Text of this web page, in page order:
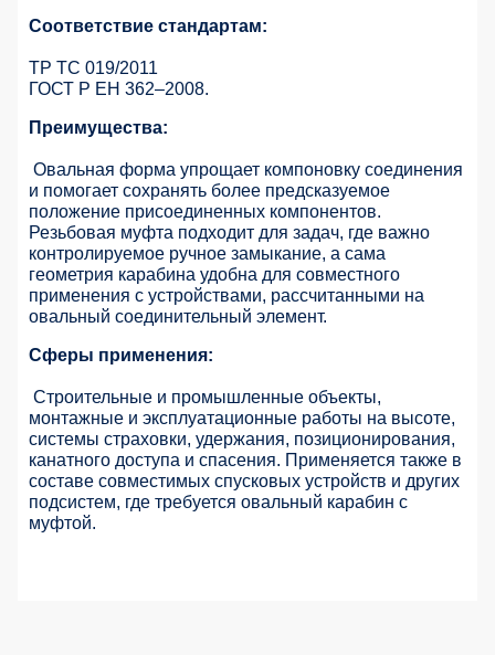
Соответствие стандартам:
ТР ТС 019/2011
ГОСТ Р ЕН 362–2008.
Преимущества:
Овальная форма упрощает компоновку соединения
и помогает сохранять более предсказуемое
положение присоединенных компонентов.
Резьбовая муфта подходит для задач, где важно
контролируемое ручное замыкание, а сама
геометрия карабина удобна для совместного
применения с устройствами, рассчитанными на
овальный соединительный элемент.
Сферы применения:
Строительные и промышленные объекты,
монтажные и эксплуатационные работы на высоте,
системы страховки, удержания, позиционирования,
канатного доступа и спасения. Применяется также в
составе совместимых спусковых устройств и других
подсистем, где требуется овальный карабин с
муфтой.